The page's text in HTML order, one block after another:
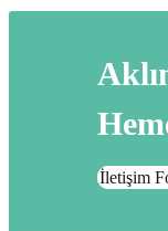
İletişim